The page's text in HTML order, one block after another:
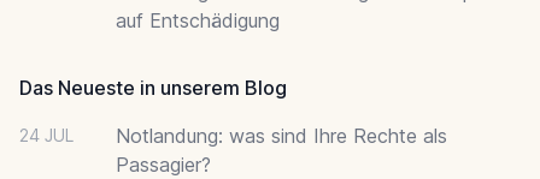
auf Entschädigung
Das Neueste in unserem Blog
24 JUL
Notlandung: was sind Ihre Rechte als
Passagier?